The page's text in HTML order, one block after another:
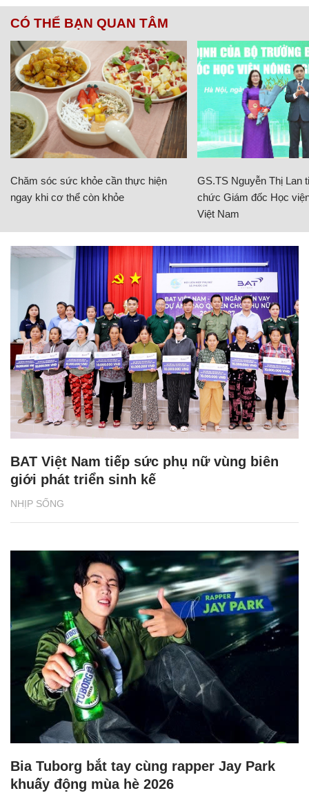
CÓ THỂ BẠN QUAN TÂM
Chăm sóc sức khỏe cần thực hiện
ngay khi cơ thể còn khỏe
GS.TS Nguyễn Thị Lan
chức Giám đốc Học
Việt Nam
NHỊP SỐNG
BAT Việt Nam tiếp sức phụ nữ vùng biên
giới phát triển sinh kế
Bia Tuborg bắt tay cùng rapper Jay Park
khuấy động mùa hè 2026